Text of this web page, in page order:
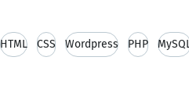
HTML CSS Wordpress PHP